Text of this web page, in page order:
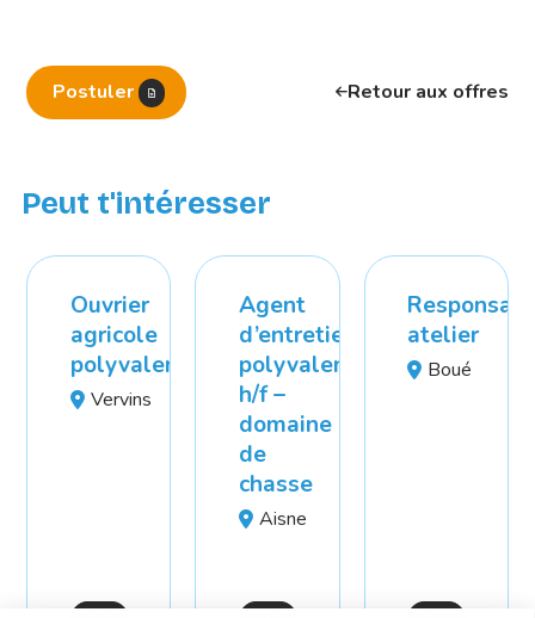
Postuler Retour aux offres
Peut t'intéresser
Ouvrier
agricole
polyvalent
Vervins
Agent
d’entretien
polyvalent
h/f –
domaine
de
chasse
Aisne
atelier
Boué